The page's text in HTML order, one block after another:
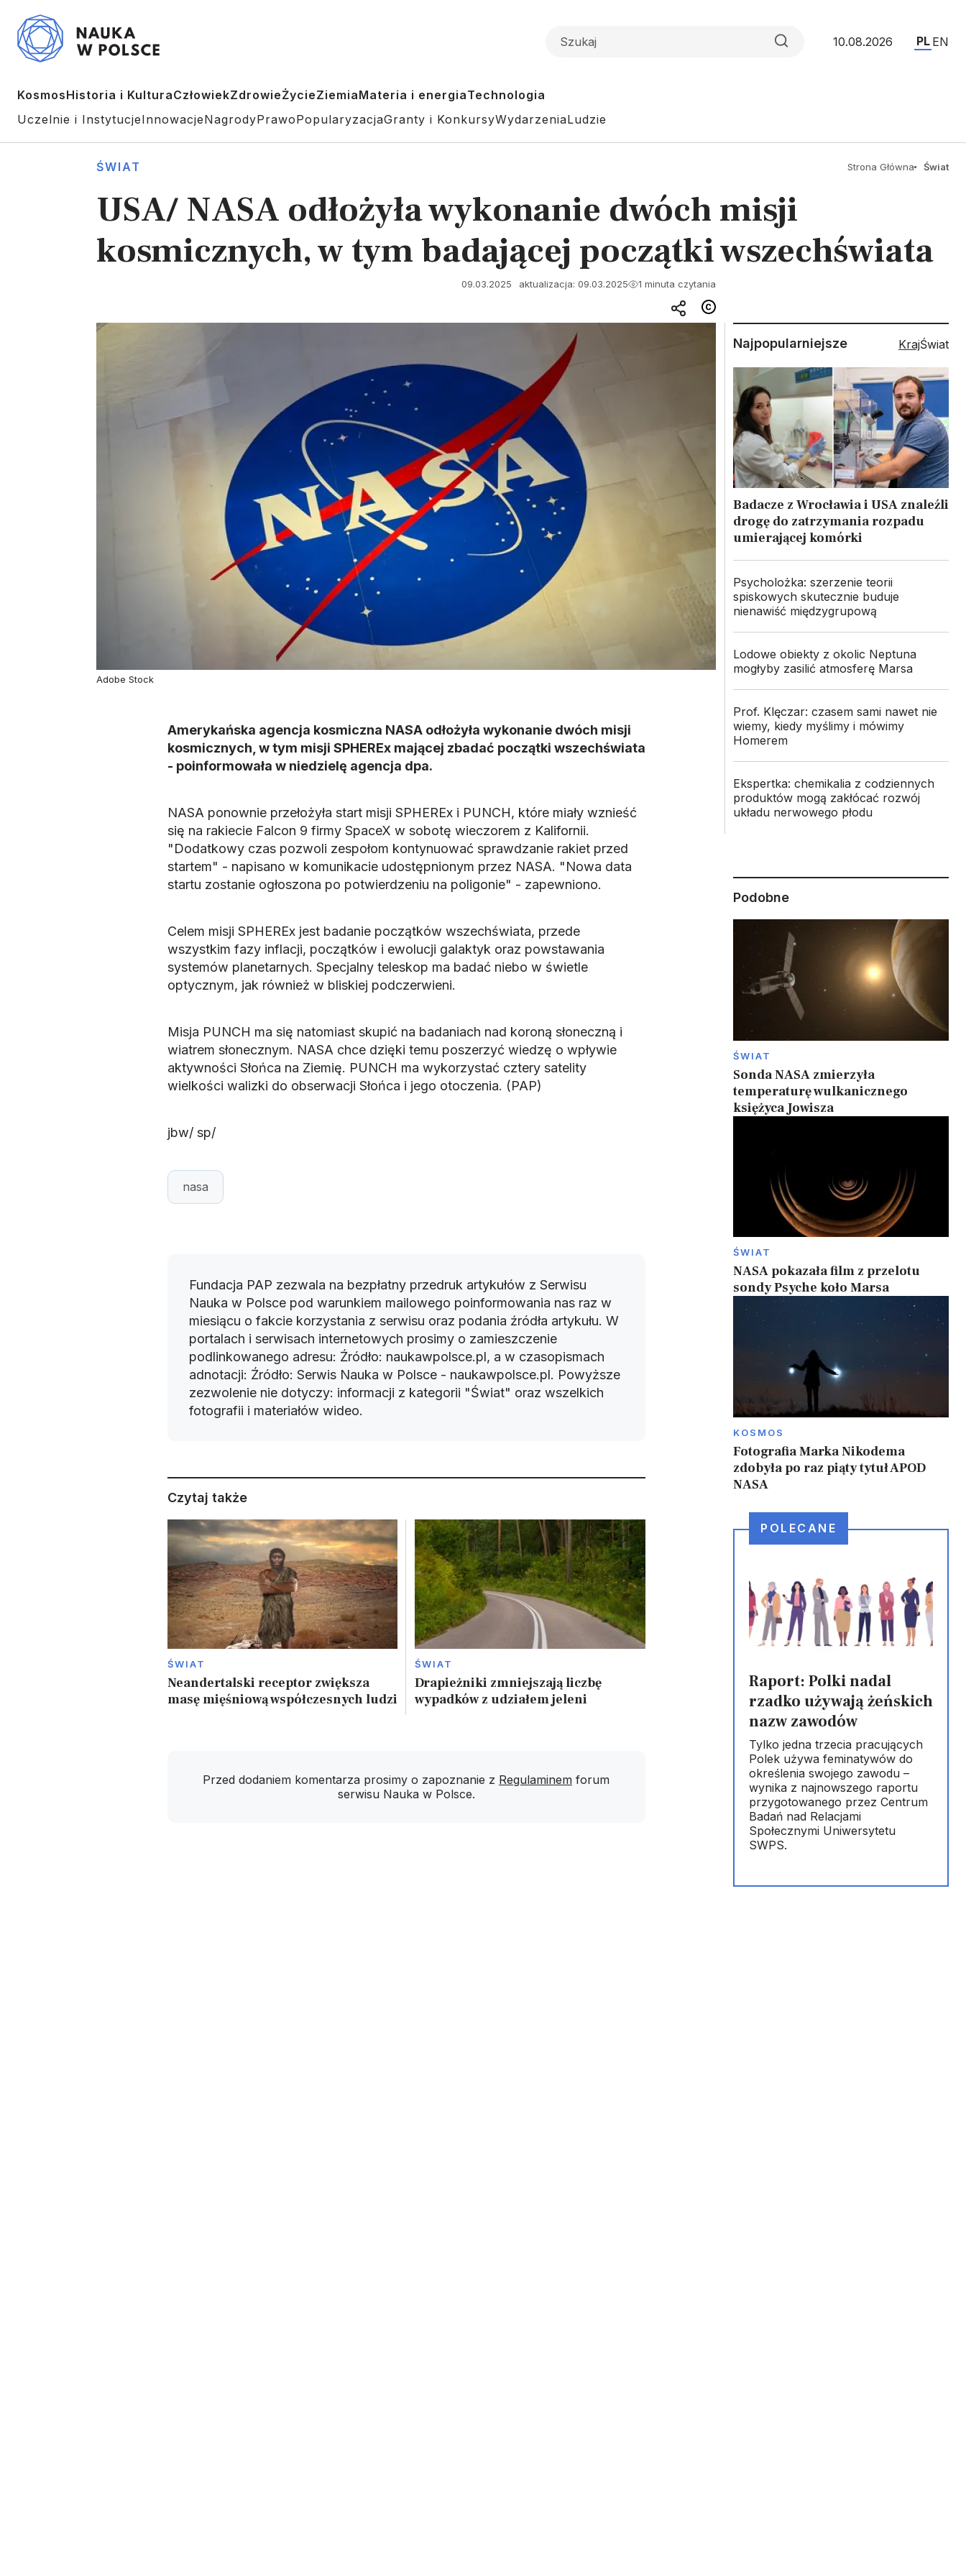
10.08.2026 PL EN
KosmosHistoria i KulturaCzłowiekZdrowieŻycieZiemiaMateria i energiaTechnologia
Uczelnie i InstytucjeInnowacjeNagrodyPrawoPopularyzacjaGranty i KonkursyWydarzeniaLudzie
ŚWIAT Strona Główna Świat
USA/ NASA odłożyła wykonanie dwóch misji
kosmicznych, w tym badającej początki wszechświata
09.03.2025 aktualizacja: 09.03.2025 1 minuta czytania
Adobe Stock
Amerykańska agencja kosmiczna NASA odłożyła wykonanie dwóch misji
kosmicznych, w tym misji SPHEREx mającej zbadać początki wszechświata
- poinformowała w niedzielę agencja dpa.
NASA ponownie przełożyła start misji SPHEREx i PUNCH, które miały wznieść
się na rakiecie Falcon 9 firmy SpaceX w sobotę wieczorem z Kalifornii.
"Dodatkowy czas pozwoli zespołom kontynuować sprawdzanie rakiet przed
startem" - napisano w komunikacie udostępnionym przez NASA. "Nowa data
startu zostanie ogłoszona po potwierdzeniu na poligonie" - zapewniono.
Celem misji SPHEREx jest badanie początków wszechświata, przede
wszystkim fazy inflacji, początków i ewolucji galaktyk oraz powstawania
systemów planetarnych. Specjalny teleskop ma badać niebo w świetle
optycznym, jak również w bliskiej podczerwieni.
Misja PUNCH ma się natomiast skupić na badaniach nad koroną słoneczną i
wiatrem słonecznym. NASA chce dzięki temu poszerzyć wiedzę o wpływie
aktywności Słońca na Ziemię. PUNCH ma wykorzystać cztery satelity
wielkości walizki do obserwacji Słońca i jego otoczenia. (PAP)
jbw/ sp/
nasa
Fundacja PAP zezwala na bezpłatny przedruk artykułów z Serwisu
Nauka w Polsce pod warunkiem mailowego poinformowania nas raz w
miesiącu o fakcie korzystania z serwisu oraz podania źródła artykułu. W
portalach i serwisach internetowych prosimy o zamieszczenie
podlinkowanego adresu: Źródło: naukawpolsce.pl, a w czasopismach
adnotacji: Źródło: Serwis Nauka w Polsce - naukawpolsce.pl. Powyższe
zezwolenie nie dotyczy: informacji z kategorii "Świat" oraz wszelkich
fotografii i materiałów wideo.
Czytaj także
ŚWIAT
Neandertalski receptor zwiększa
masę mięśniową współczesnych ludzi
ŚWIAT
Drapieżniki zmniejszają liczbę
wypadków z udziałem jeleni
Przed dodaniem komentarza prosimy o zapoznanie z Regulaminem forum
serwisu Nauka w Polsce.
Najpopularniejsze KrajŚwiat
Badacze z Wrocławia i USA znaleźli
drogę do zatrzymania rozpadu
umierającej komórki
Psycholożka: szerzenie teorii
spiskowych skutecznie buduje
nienawiść międzygrupową
Lodowe obiekty z okolic Neptuna
mogłyby zasilić atmosferę Marsa
Prof. Klęczar: czasem sami nawet nie
wiemy, kiedy myślimy i mówimy
Homerem
Ekspertka: chemikalia z codziennych
produktów mogą zakłócać rozwój
układu nerwowego płodu
Podobne
ŚWIAT
Sonda NASA zmierzyła
temperaturę wulkanicznego
księżyca Jowisza
ŚWIAT
NASA pokazała film z przelotu
sondy Psyche koło Marsa
KOSMOS
Fotografia Marka Nikodema
zdobyła po raz piąty tytuł APOD
NASA
POLECANE
Raport: Polki nadal
rzadko używają żeńskich
nazw zawodów
Tylko jedna trzecia pracujących
Polek używa feminatywów do
określenia swojego zawodu –
wynika z najnowszego raportu
przygotowanego przez Centrum
Badań nad Relacjami
Społecznymi Uniwersytetu
SWPS.